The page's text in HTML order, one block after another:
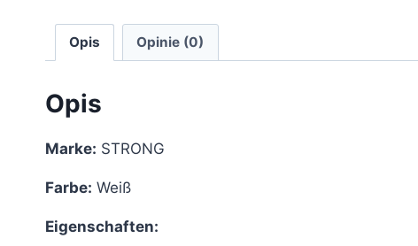
Opis Opinie (0)
Opis
Marke: STRONG
Farbe: Weiß
Eigenschaften: